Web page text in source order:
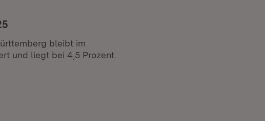
bleibt im
und liegt bei 4,5 Prozent.